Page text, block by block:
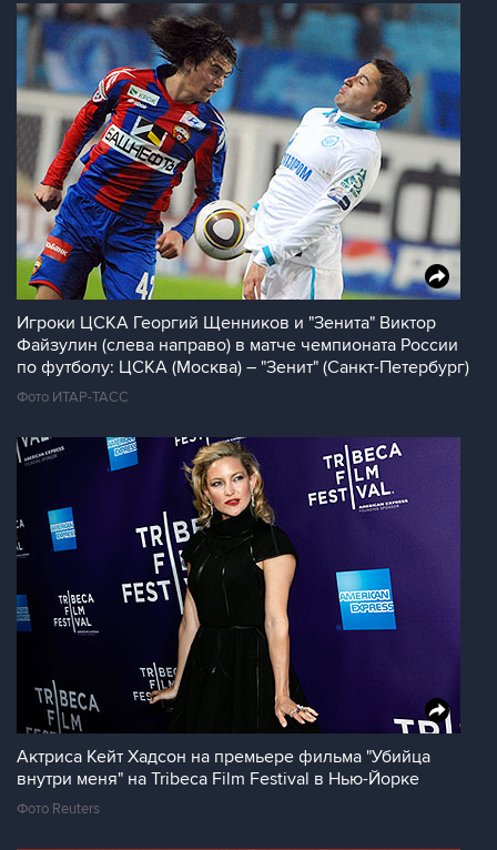
Игроки ЦСКА Георгий Щенников и "Зенита" Виктор
Файзулин (слева направо) в матче чемпионата России
по футболу: ЦСКА (Москва) – "Зенит" (Санкт-Петербург)
Фото ИТАР-ТАСС
Актриса Кейт Хадсон на премьере фильма "Убийца
внутри меня" на Tribeca Film Festival в Нью-Йорке
Фото Reuters